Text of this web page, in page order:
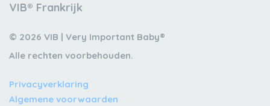
VIB® Frankrijk
© 2026 VIB | Very Important Baby®
Alle rechten voorbehouden.
Privacyverklaring
Algemene voorwaarden